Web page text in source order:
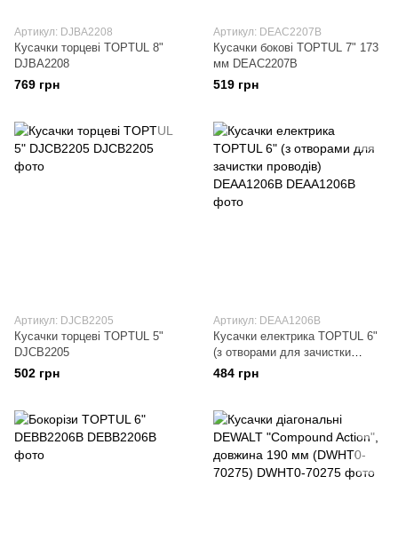
Артикул: DJBA2208
Кусачки торцеві TOPTUL 8"
DJBA2208
769 грн
Артикул: DEAC2207B
Кусачки бокові TOPTUL 7" 173
мм DEAC2207B
519 грн
Артикул: DJCB2205
Кусачки торцеві TOPTUL 5"
DJCB2205
502 грн
Артикул: DEAA1206B
Кусачки електрика TOPTUL 6"
(з отворами для зачистки
проводів) DEAA1206B
484 грн